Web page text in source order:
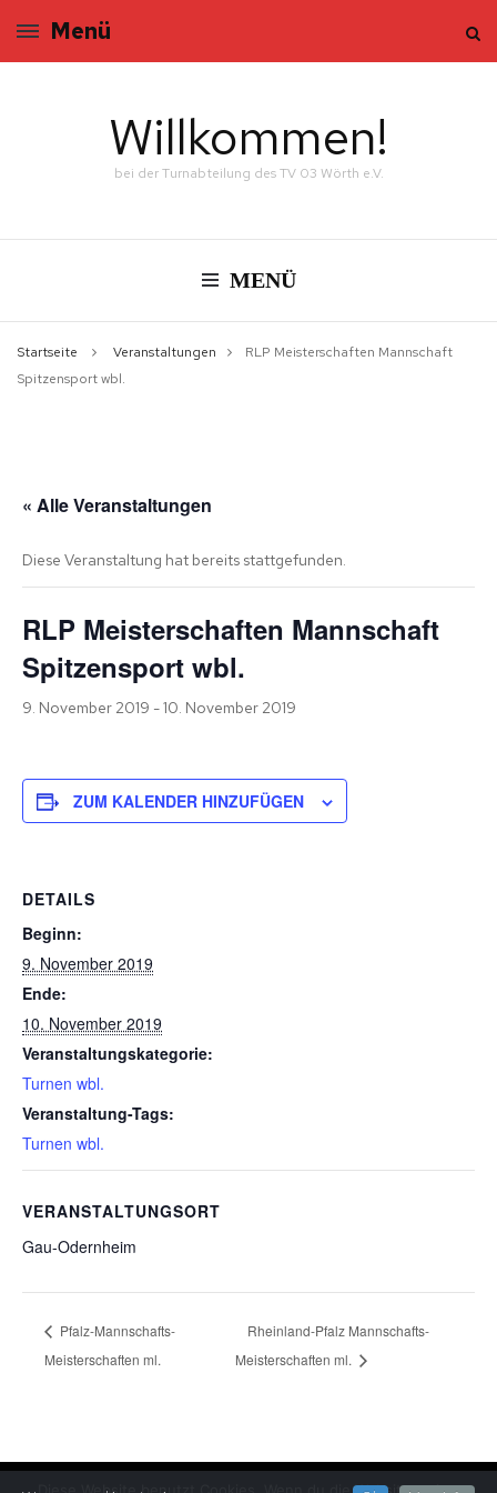
Menü
Willkommen!
bei der Turnabteilung des TV 03 Wörth e.V.
MENÜ
Startseite Veranstaltungen
RLP Meisterschaften Mannschaft
Spitzensport wbl.
« Alle Veranstaltungen
Diese Veranstaltung hat bereits stattgefunden.
RLP Meisterschaften Mannschaft
Spitzensport wbl.
9. November 2019 -10. November 2019
ZUM KALENDER HINZUFÜGEN
DETAILS
Beginn:
9. November 2019
Ende:
10. November 2019
Veranstaltungskategorie:
Turnen wbl.
Veranstaltung-Tags:
Turnen wbl.
VERANSTALTUNGSORT
Gau-Odernheim
Pfalz-Mannschafts-
Meisterschaften ml.
Rheinland-Pfalz Mannschafts-
Meisterschaften ml.